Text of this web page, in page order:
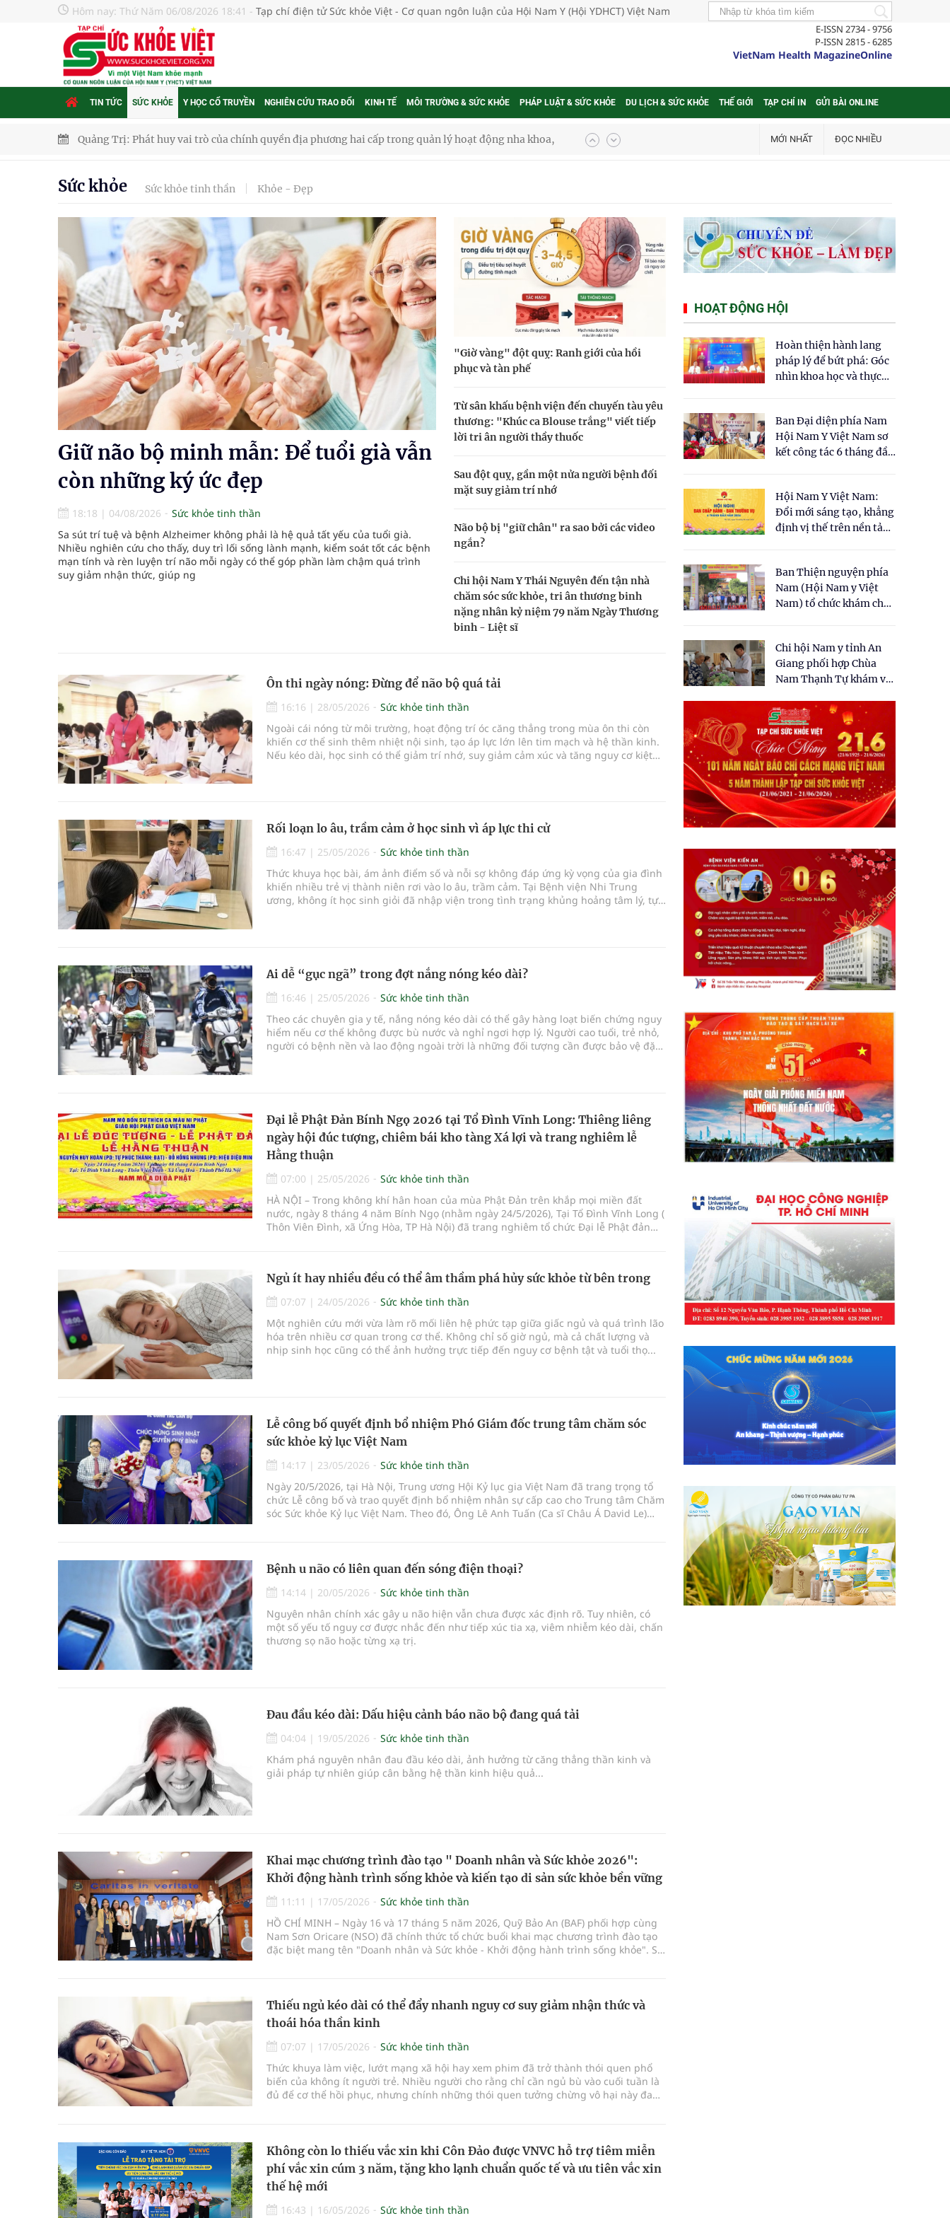
Hôm nay: Thứ Năm 06/08/2026 18:41 - Tạp chí điện tử Sức khỏe Việt - Cơ quan ngôn luận của Hội Nam Y (Hội YDHCT) Việt Nam
E-ISSN 2734 - 9756
P-ISSN 2815 - 6285
VietNam Health MagazineOnline
TIN TỨC SỨC KHỎE Y HỌC CỔ TRUYỀN NGHIÊN CỨU TRAO ĐỔI KINH TẾ MÔI TRƯỜNG & SỨC KHỎE PHÁP LUẬT & SỨC KHỎE DU LỊCH & SỨC KHỎE THẾ GIỚI TẠP CHÍ IN GỬI BÀI ONLINE
Quảng Trị: Phát huy vai trò của chính quyền địa phương hai cấp trong quản lý hoạt động nha khoa,
Bệnh viện không được thu thêm tiền của người bệnh bảo hiểm y tế nếu không đăng ký khám theo yêu
Ung thư thận: Nguy hiểm vì tiến triển quá âm thầm
Nhiều chuỗi hoạt động lớn được diễn ra tại Lễ hội sầu riêng 2026
Tiếp tục rà soát, triển khai các nhiệm vụ trong lĩnh vực cấp cứu, điều trị đột quỵ
Lâm Đồng: Quyết tâm đưa sân bay Liên Khương trở lại khai thác vào ngày 19/8
Pháp luật – Sức khỏe – Doanh nghiệp: Tìm giải pháp tăng cường chống hàng giả và gian lận thương
mại
Xây dựng bản đồ mạng lưới cấp cứu ngoại viện toàn quốc
"Nền kinh tế bạc" có thể trở thành động lực tăng trưởng mới của Việt Nam
MỚI NHẤT ĐỌC NHIỀU
Sức khỏe Sức khỏe tinh thần Khỏe - Đẹp
Giữ não bộ minh mẫn: Để tuổi già vẫn
còn những ký ức đẹp
18:18 | 04/08/2026
Sức khỏe tinh thần
Sa sút trí tuệ và bệnh Alzheimer không phải là hệ quả tất yếu của tuổi già.
Nhiều nghiên cứu cho thấy, duy trì lối sống lành mạnh, kiểm soát tốt các bệnh
mạn tính và rèn luyện trí não mỗi ngày có thể góp phần làm chậm quá trình
suy giảm nhận thức, giúp ng
"Giờ vàng" đột quỵ: Ranh giới của hồi
phục và tàn phế
Từ sân khấu bệnh viện đến chuyến tàu yêu
thương: "Khúc ca Blouse trắng" viết tiếp
lời tri ân người thầy thuốc
Sau đột quỵ, gần một nửa người bệnh đối
mặt suy giảm trí nhớ
Não bộ bị "giữ chân" ra sao bởi các video
ngắn?
Chi hội Nam Y Thái Nguyên đến tận nhà
chăm sóc sức khỏe, tri ân thương binh
nặng nhân kỷ niệm 79 năm Ngày Thương
binh - Liệt sĩ
Ôn thi ngày nóng: Đừng để não bộ quá tải
16:16 | 28/05/2026
Sức khỏe tinh thần
Ngoài cái nóng từ môi trường, hoạt động trí óc căng thẳng trong mùa ôn thi còn
khiến cơ thể sinh thêm nhiệt nội sinh, tạo áp lực lớn lên tim mạch và hệ thần kinh.
Nếu kéo dài, học sinh có thể giảm trí nhớ, suy giảm cảm xúc và tăng nguy cơ kiệt
Rối loạn lo âu, trầm cảm ở học sinh vì áp lực thi cử
16:47 | 25/05/2026
Sức khỏe tinh thần
Thức khuya học bài, ám ảnh điểm số và nỗi sợ không đáp ứng kỳ vọng của gia đình
khiến nhiều trẻ vị thành niên rơi vào lo âu, trầm cảm. Tại Bệnh viện Nhi Trung
ương, không ít học sinh giỏi đã nhập viện trong tình trạng khủng hoảng tâm lý, tự
Ai dễ “gục ngã” trong đợt nắng nóng kéo dài?
16:46 | 25/05/2026
Sức khỏe tinh thần
Theo các chuyên gia y tế, nắng nóng kéo dài có thể gây hàng loạt biến chứng nguy
hiểm nếu cơ thể không được bù nước và nghỉ ngơi hợp lý. Người cao tuổi, trẻ nhỏ,
người có bệnh nền và lao động ngoài trời là những đối tượng cần được bảo vệ đặc
Đại lễ Phật Đản Bính Ngọ 2026 tại Tổ Đình Vĩnh Long: Thiêng liêng
ngày hội đúc tượng, chiêm bái kho tàng Xá lợi và trang nghiêm lễ
Hằng thuận
07:00 | 25/05/2026
Sức khỏe tinh thần
HÀ NỘI – Trong không khí hân hoan của mùa Phật Đản trên khắp mọi miền đất
nước, ngày 8 tháng 4 năm Bính Ngọ (nhằm ngày 24/5/2026), Tại Tổ Đình Vĩnh Long (
Thôn Viên Đình, xã Ứng Hòa, TP Hà Nội) đã trang nghiêm tổ chức Đại lễ Phật đản
Ngủ ít hay nhiều đều có thể âm thầm phá hủy sức khỏe từ bên trong
07:07 | 24/05/2026
Sức khỏe tinh thần
Một nghiên cứu mới vừa làm rõ mối liên hệ phức tạp giữa giấc ngủ và quá trình lão
hóa trên nhiều cơ quan trong cơ thể. Không chỉ số giờ ngủ, mà cả chất lượng và
nhịp sinh học cũng có thể ảnh hưởng trực tiếp đến nguy cơ bệnh tật và tuổi thọ...
Lễ công bố quyết định bổ nhiệm Phó Giám đốc trung tâm chăm sóc
sức khỏe kỷ lục Việt Nam
14:17 | 23/05/2026
Sức khỏe tinh thần
Ngày 20/5/2026, tại Hà Nội, Trung ương Hội Kỷ lục gia Việt Nam đã trang trọng tổ
chức Lễ công bố và trao quyết định bổ nhiệm nhân sự cấp cao cho Trung tâm Chăm
sóc Sức khỏe Kỷ lục Việt Nam. Theo đó, Ông Lê Anh Tuấn (Ca sĩ Châu Á David Le)
Bệnh u não có liên quan đến sóng điện thoại?
14:14 | 20/05/2026
Sức khỏe tinh thần
Nguyên nhân chính xác gây u não hiện vẫn chưa được xác định rõ. Tuy nhiên, có
một số yếu tố nguy cơ được nhắc đến như tiếp xúc tia xạ, viêm nhiễm kéo dài, chấn
thương sọ não hoặc từng xạ trị.
Đau đầu kéo dài: Dấu hiệu cảnh báo não bộ đang quá tải
04:04 | 19/05/2026
Sức khỏe tinh thần
Khám phá nguyên nhân đau đầu kéo dài, ảnh hưởng từ căng thẳng thần kinh và
giải pháp tự nhiên giúp cân bằng hệ thần kinh hiệu quả...
Khai mạc chương trình đào tạo " Doanh nhân và Sức khỏe 2026":
Khởi động hành trình sống khỏe và kiến tạo di sản sức khỏe bền vững
11:11 | 17/05/2026
Sức khỏe tinh thần
HỒ CHÍ MINH – Ngày 16 và 17 tháng 5 năm 2026, Quỹ Bảo An (BAF) phối hợp cùng
Nam Sơn Oricare (NSO) đã chính thức tổ chức buổi khai mạc chương trình đào tạo
đặc biệt mang tên "Doanh nhân và Sức khỏe - Khởi động hành trình sống khỏe". Sự
Thiếu ngủ kéo dài có thể đẩy nhanh nguy cơ suy giảm nhận thức và
thoái hóa thần kinh
07:07 | 17/05/2026
Sức khỏe tinh thần
Thức khuya làm việc, lướt mạng xã hội hay xem phim đã trở thành thói quen phổ
biến của không ít người trẻ. Nhiều người cho rằng chỉ cần ngủ bù vào cuối tuần là
đủ để cơ thể hồi phục, nhưng chính những thói quen tưởng chừng vô hại này đang
Không còn lo thiếu vắc xin khi Côn Đảo được VNVC hỗ trợ tiêm miễn
phí vắc xin cúm 3 năm, tặng kho lạnh chuẩn quốc tế và ưu tiên vắc xin
thế hệ mới
16:43 | 16/05/2026
Sức khỏe tinh thần
HOẠT ĐỘNG HỘI
Hoàn thiện hành lang
pháp lý để bứt phá: Góc
nhìn khoa học và thực
cho Luật Y dược cổ
truyền Việt Nam"
Ban Đại diện phía Nam
Hội Nam Y Việt Nam sơ
kết công tác 6 tháng đầu
Hội Nam Y Việt Nam:
Đổi mới sáng tạo, khẳng
định vị thế trên nền tảng
Ban Thiện nguyện phía
Nam (Hội Nam y Việt
Nam) tổ chức khám chữa
dân tại xã Tân Tập
Chi hội Nam y tỉnh An
Giang phối hợp Chùa
Nam Thạnh Tự khám và
nhân dân